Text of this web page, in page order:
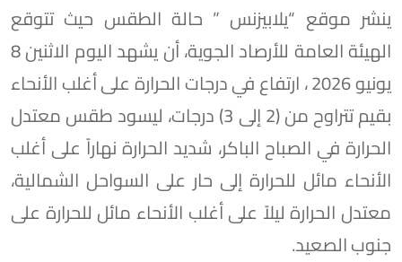
ينشر موقع “يلابيزنس ” حالة الطقس حيث تتوقع
الهيئة العامة للأرصاد الجوية، أن يشهد اليوم الاثنين 8
يونيو 2026 ، ارتفاع في درجات الحرارة على أغلب الأنحاء
بقيم تتراوح من (2 إلى 3) درجات، ل​يسود طقس معتدل
الحرارة في الصباح الباكر، شديد الحرارة نهاراً على أغلب
الأنحاء مائل للحرارة إلى حار على السواحل الشمالية،
معتدل الحرارة ليلاً على أغلب الأنحاء مائل للحرارة على
جنوب الصعيد.